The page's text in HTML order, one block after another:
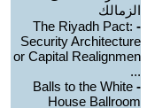
الزمالك
-
The Riyadh Pact:
Security Architecture
or Capital Realignmen
...
-
Balls to the White
House Ballroom